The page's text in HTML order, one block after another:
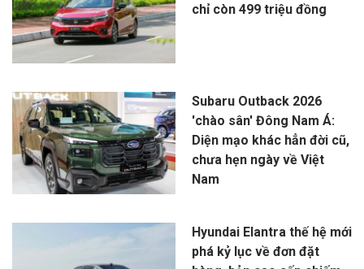
chỉ còn 499 triệu đồng
Subaru Outback 2026
'chào sân' Đông Nam Á:
Diện mạo khác hẳn đời cũ,
chưa hẹn ngày về Việt
Nam
Hyundai Elantra thế hệ mới
phá kỷ lục về đơn đặt